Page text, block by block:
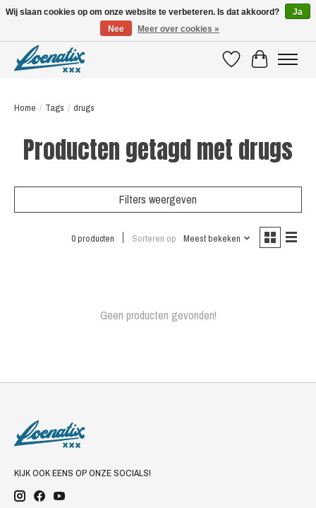
VerlanglijstWinkelwagen
Home / Tags / drugs
Producten getagd met drugs
Filters weergeven
0 producten Sorteren op Meest bekeken
Geen producten gevonden!
KIJK OOK EENS OP ONZE SOCIALS!
Wij slaan cookies op om onze website te verbeteren. Is dat akkoord?
Ja
Nee
Meer over cookies »